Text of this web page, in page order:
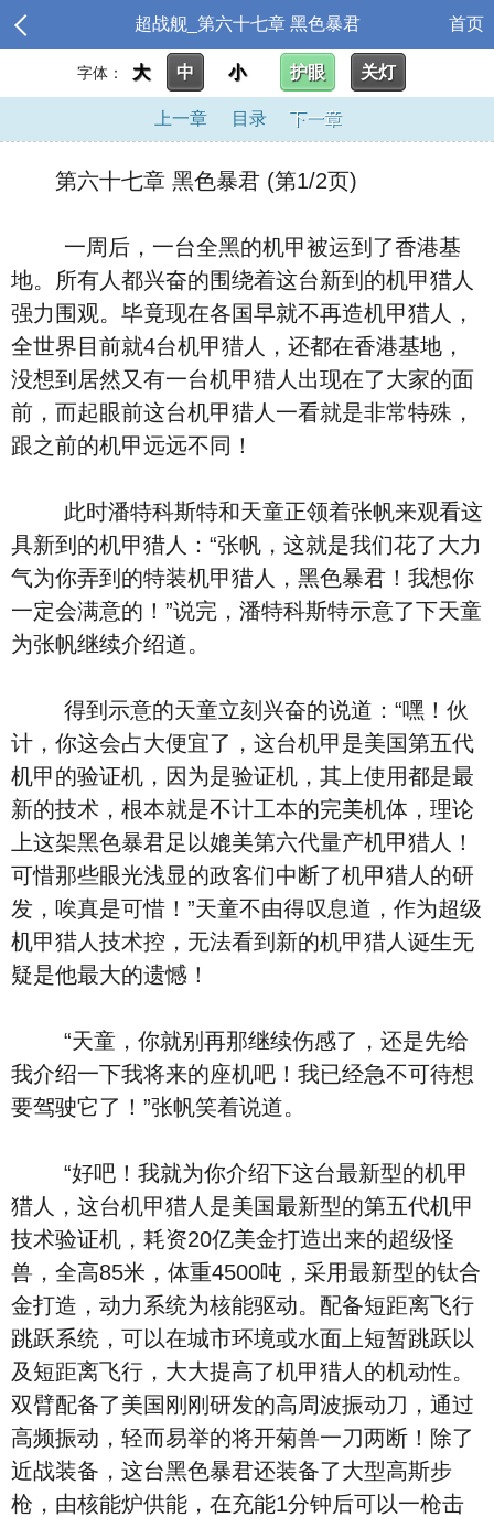
超战舰_第六十七章 黑色暴君 首页
字体： 大 中 小 护眼 关灯
上一章 目录 下一章
第六十七章 黑色暴君 (第1/2页)
一周后，一台全黑的机甲被运到了香港基
地。所有人都兴奋的围绕着这台新到的机甲猎人
强力围观。毕竟现在各国早就不再造机甲猎人，
全世界目前就4台机甲猎人，还都在香港基地，
没想到居然又有一台机甲猎人出现在了大家的面
前，而起眼前这台机甲猎人一看就是非常特殊，
跟之前的机甲远远不同！
此时潘特科斯特和天童正领着张帆来观看这
具新到的机甲猎人：“张帆，这就是我们花了大力
气为你弄到的特装机甲猎人，黑色暴君！我想你
一定会满意的！”说完，潘特科斯特示意了下天童
为张帆继续介绍道。
得到示意的天童立刻兴奋的说道：“嘿！伙
计，你这会占大便宜了，这台机甲是美国第五代
机甲的验证机，因为是验证机，其上使用都是最
新的技术，根本就是不计工本的完美机体，理论
上这架黑色暴君足以媲美第六代量产机甲猎人！
可惜那些眼光浅显的政客们中断了机甲猎人的研
发，唉真是可惜！”天童不由得叹息道，作为超级
机甲猎人技术控，无法看到新的机甲猎人诞生无
疑是他最大的遗憾！
“天童，你就别再那继续伤感了，还是先给
我介绍一下我将来的座机吧！我已经急不可待想
要驾驶它了！”张帆笑着说道。
“好吧！我就为你介绍下这台最新型的机甲
猎人，这台机甲猎人是美国最新型的第五代机甲
技术验证机，耗资20亿美金打造出来的超级怪
兽，全高85米，体重4500吨，采用最新型的钛合
金打造，动力系统为核能驱动。配备短距离飞行
跳跃系统，可以在城市环境或水面上短暂跳跃以
及短距离飞行，大大提高了机甲猎人的机动性。
双臂配备了美国刚刚研发的高周波振动刀，通过
高频振动，轻而易举的将开菊兽一刀两断！除了
近战装备，这台黑色暴君还装备了大型高斯步
枪，由核能炉供能，在充能1分钟后可以一枪击